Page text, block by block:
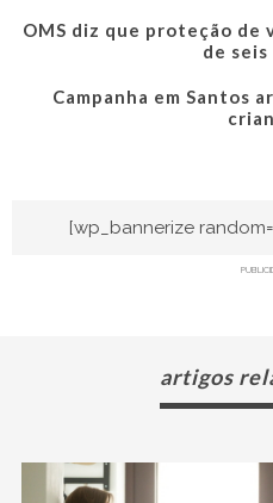
OMS diz que proteção de
de seis
Campanha em Santos
[wp_bannerize
artigos